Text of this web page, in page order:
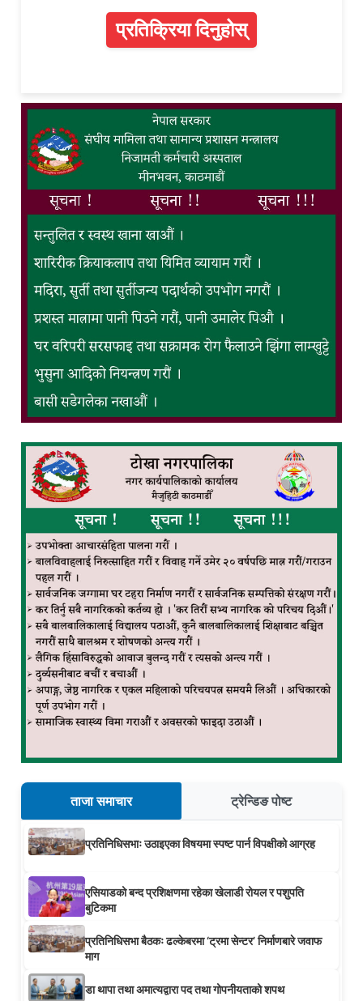
प्रतिक्रिया दिनुहोस्
ताजा समाचार ट्रेन्डिङ पोष्ट
प्रतिनिधिसभाः उठाइएका विषयमा स्पष्ट पार्न विपक्षीको आग्रह
एसियाडको बन्द प्रशिक्षणमा रहेका खेलाडी रोयल र पशुपति
बुटिकमा
प्रतिनिधिसभा बैठकः ढल्केबरमा ‘ट्रमा सेन्टर’ निर्माणबारे जवाफ
माग
डा थापा तथा अमात्यद्वारा पद तथा गोपनीयताको शपथ